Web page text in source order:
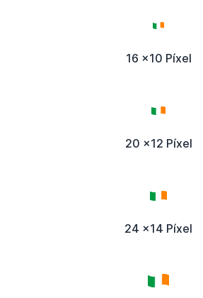
16 x10 Píxel
20 x12 Píxel
24 x14 Píxel